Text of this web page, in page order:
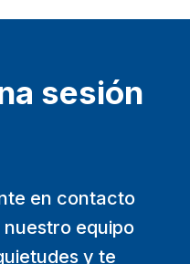
sesión
en contacto
equipo
y te